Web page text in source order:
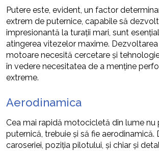
Putere este, evident, un factor
extrem de puternice, capabile să
impresionantă la turații mari, sunt
atingerea vitezelor maxime.
motoare necesită cercetare și
în vedere necesitatea de a menține
extreme.
Aerodinamica
Cea mai rapidă motocicletă din lume nu
puternică, trebuie și să fie aerodinamică.
caroseriei, poziția pilotului, și chiar și